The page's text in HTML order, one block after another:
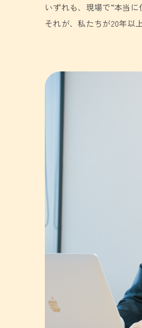
いずれも、現場で“本当
それが、私たちが20年以